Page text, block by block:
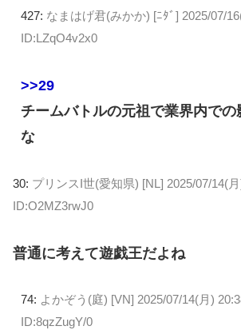
427: なまはげ君(みかか) [ﾆﾀﾞ] 2025/07/
ID:LZqO4v2x0
>>29
チームバトルの元祖で業界内での
な
30: プリンスI世(愛知県) [NL] 2025/07/14(
ID:O2MZ3rwJ0
普通に考えて遊戯王だよね
74: よかぞう(庭) [VN] 2025/07/14(月)
ID:8qzZugY/0